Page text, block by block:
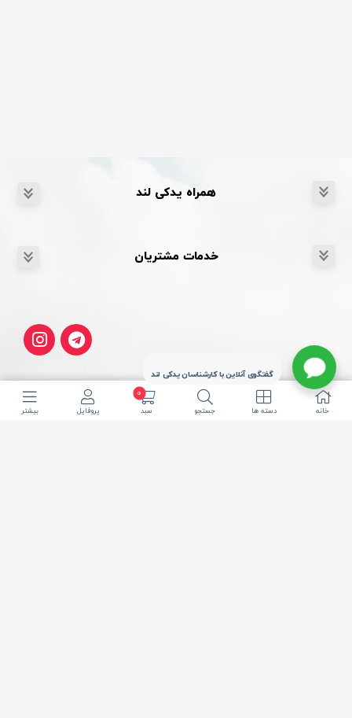
خانه دسته ها جستجو
0
سبد پروفایل بیشتر
همراه یدکی لند
خدمات مشتریان
گفتگوی آنلاین با کارشناسان یدکی لند